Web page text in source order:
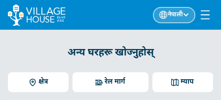
नेपाली
अन्य घरहरू खोज्नुहोस्
क्षेत्र म्याप
रेल मार्ग